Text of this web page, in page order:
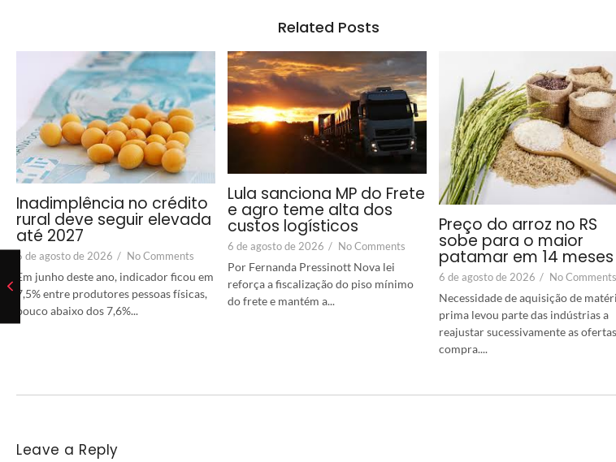
Related Posts
Inadimplência no crédito
rural deve seguir elevada
até 2027
6 de agosto de 2026 / No Comments
Em junho deste ano, indicador ficou em
7,5% entre produtores pessoas físicas,
pouco abaixo dos 7,6%...
Lula sanciona MP do Frete
e agro teme alta dos
custos logísticos
6 de agosto de 2026 / No Comments
Por Fernanda Pressinott Nova lei
reforça a fiscalização do piso mínimo
do frete e mantém a...
Preço do arroz no RS
sobe para o maior
patamar em 14 meses
6 de agosto de 2026 / No Comments
Necessidade de aquisição de
prima levou parte das indústrias a
reajustar sucessivamente as
compra....
Leave a Reply